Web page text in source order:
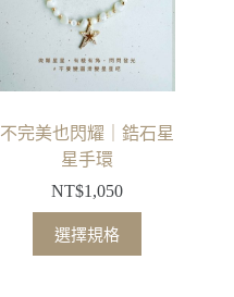
不完美也閃耀｜鋯石星
星手環
NT$1,050
選擇規格
此
產